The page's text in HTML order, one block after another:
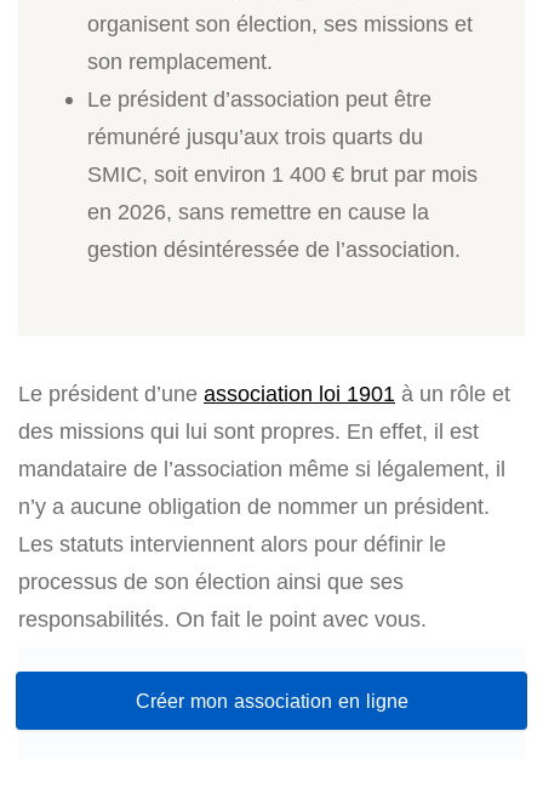
organisent son élection, ses missions et
son remplacement.
Le président d’association peut être
rémunéré jusqu’aux trois quarts du
SMIC, soit environ 1 400 € brut par mois
en 2026, sans remettre en cause la
gestion désintéressée de l’association.
Le président d’une association loi 1901 à un rôle et
des missions qui lui sont propres. En effet, il est
mandataire de l’association même si légalement, il
n’y a aucune obligation de nommer un président.
Les statuts interviennent alors pour définir le
processus de son élection ainsi que ses
responsabilités. On fait le point avec vous.
Créer mon association en ligne